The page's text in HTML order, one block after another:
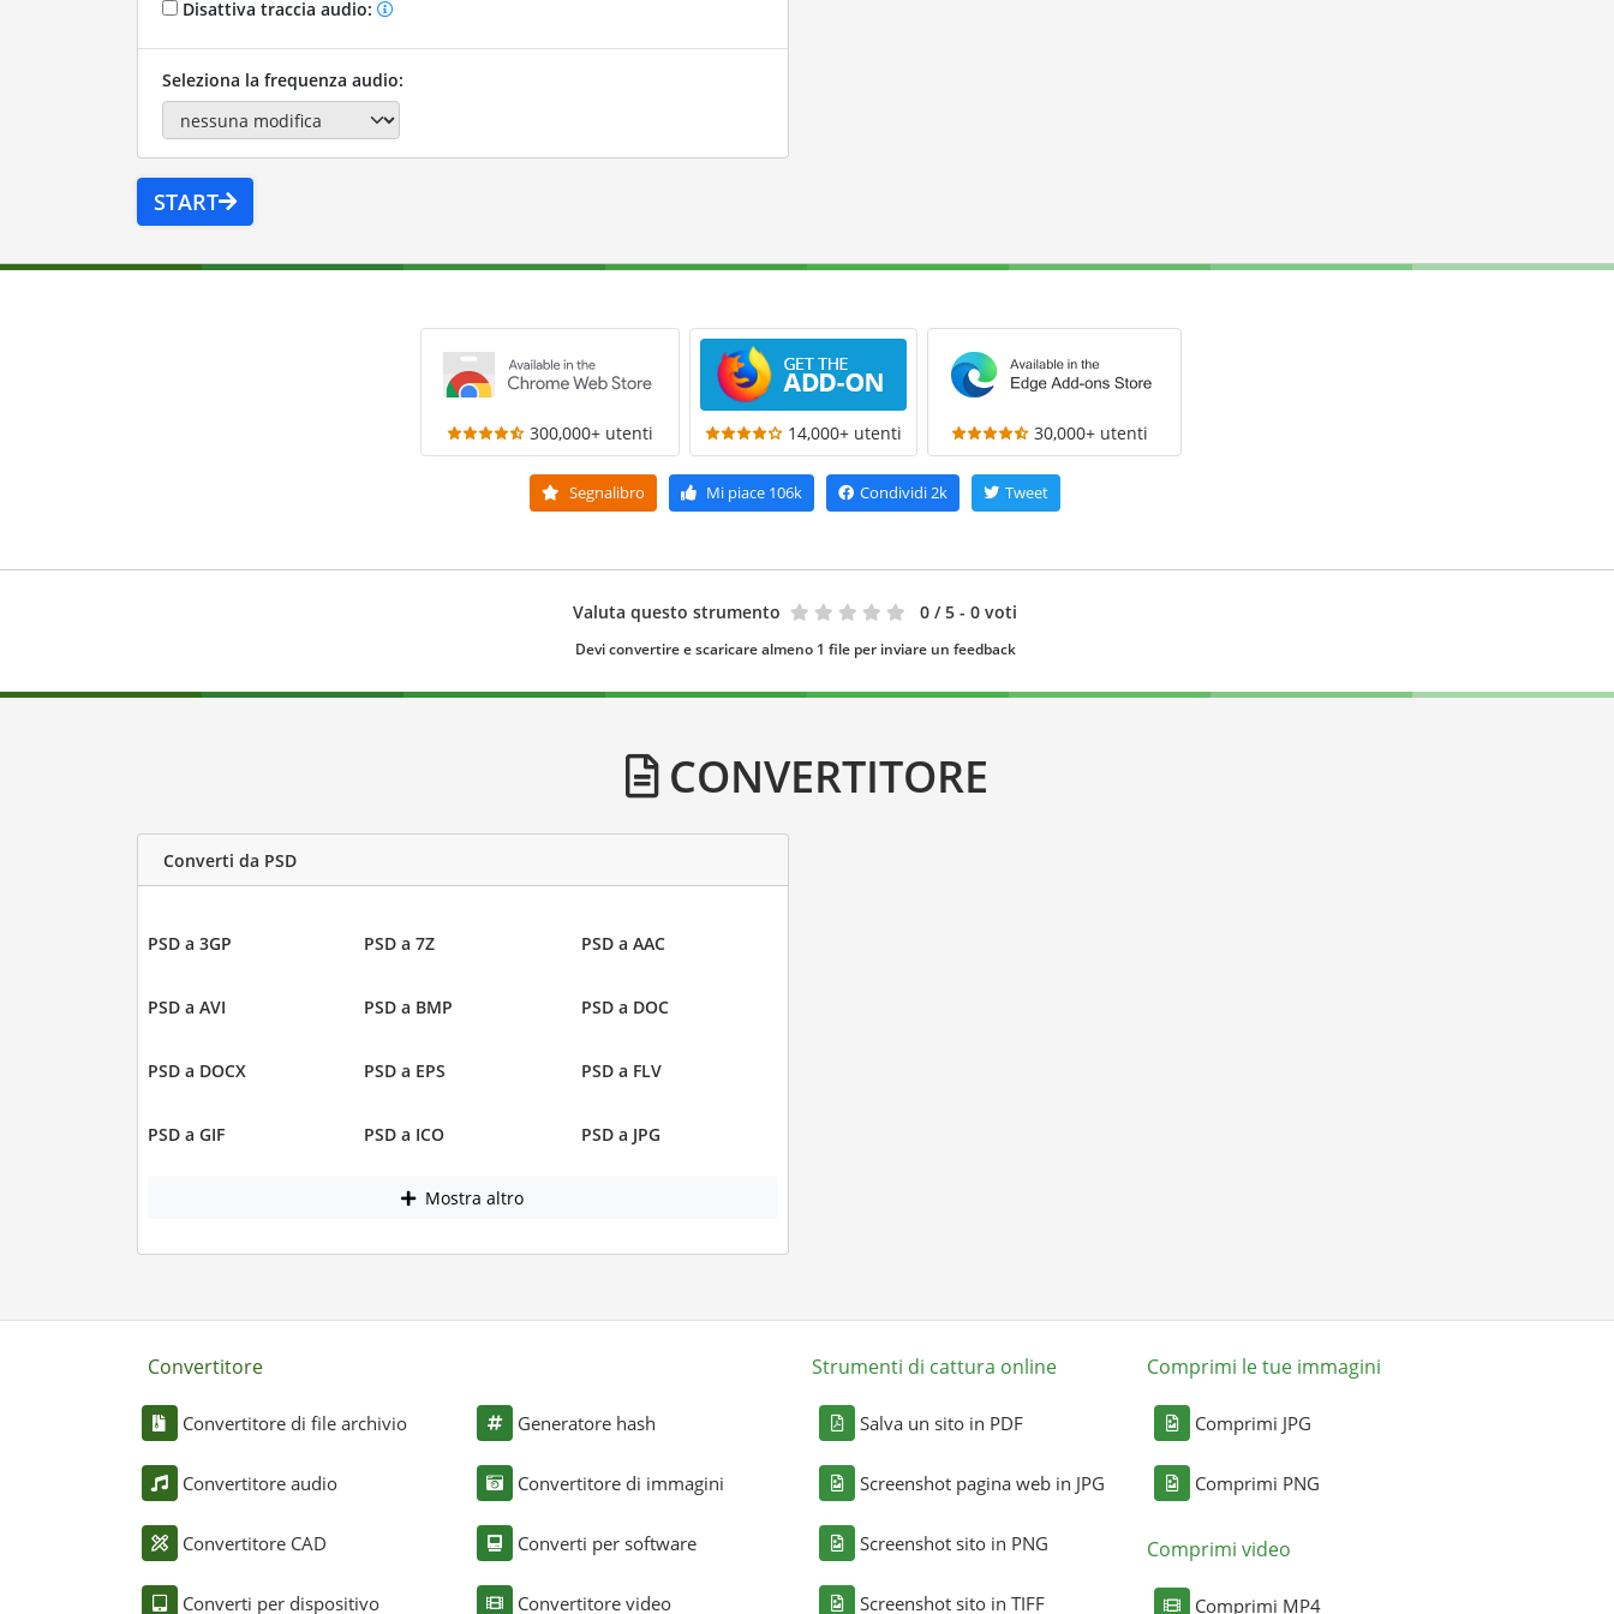
Disattiva traccia audio:
Seleziona la frequenza audio:
START
300,000+ utenti 14,000+ utenti 30,000+ utenti
Segnalibro Mi piace 106k Condividi2k Tweet
Valuta questo strumento 0 / 5 - 0 voti
Devi convertire e scaricare almeno 1 file per inviare un feedback
CONVERTITORE
Converti da PSD
PSD a 3GP PSD a 7Z PSD a AAC
PSD a AVI PSD a BMP PSD a DOC
PSD a DOCX PSD a EPS PSD a FLV
PSD a GIF PSD a ICO PSD a JPG
Mostra altro
Convertitore
Convertitore di file archivio
Convertitore audio
Convertitore CAD
Converti per dispositivo
Generatore hash
Convertitore di immagini
Converti per software
Convertitore video
Strumenti di cattura online
Salva un sito in PDF
Screenshot pagina web in JPG
Screenshot sito in PNG
Screenshot sito in TIFF
Comprimi le tue immagini
Comprimi JPG
Comprimi PNG
Comprimi video
Comprimi MP4